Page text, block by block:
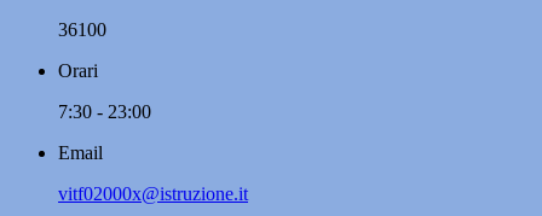
36100
Orari
7:30 - 23:00
Email
vitf02000x@istruzione.it